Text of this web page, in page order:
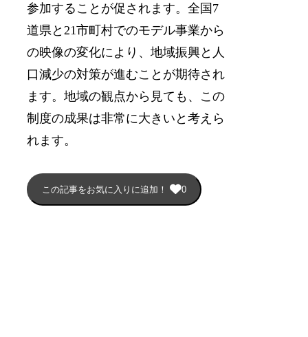
参加することが促されます。全国7
道県と21市町村でのモデル事業から
の映像の変化により、地域振興と人
口減少の対策が進むことが期待され
ます。地域の観点から見ても、この
制度の成果は非常に大きいと考えら
れます。
この記事をお気に入りに追加！ 0